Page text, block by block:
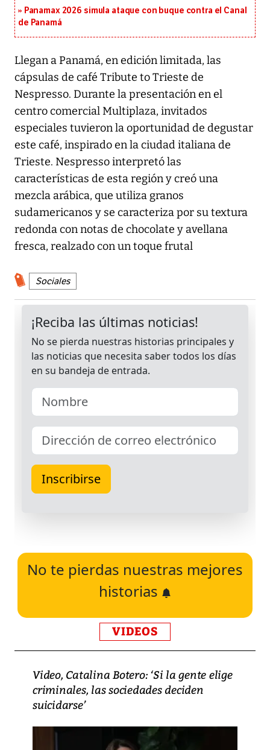
Panamax 2026 simula ataque con buque contra el Canal
de Panamá
Llegan a Panamá, en edición limitada, las
cápsulas de café Tribute to Trieste de
Nespresso. Durante la presentación en el
centro comercial Multiplaza, invitados
especiales tuvieron la oportunidad de degustar
este café, inspirado en la ciudad italiana de
Trieste. Nespresso interpretó las
características de esta región y creó una
mezcla arábica, que utiliza granos
sudamericanos y se caracteriza por su textura
redonda con notas de chocolate y avellana
fresca, realzado con un toque frutal
Sociales
No te pierdas nuestras mejores
historias
VIDEOS
Video, Catalina Botero: ‘Si la gente elige
criminales, las sociedades deciden
suicidarse’